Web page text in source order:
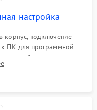
настройка
корпус, подключение
ПК для программной
настройки порогов
старения АКБ.